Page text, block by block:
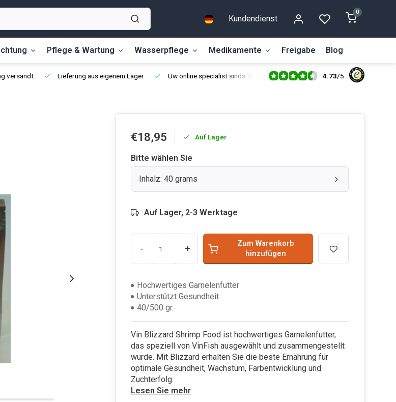
Kundendienst
0
Pflege & Wartung Wasserpflege Medikamente Freigabe Blog
versandt Lieferung aus eigenem Lager Uw online specialist sinds 2014 4.73/5
€18,95 Auf Lager
Bitte wählen Sie
Inhalz: 40 grams
Auf Lager, 2-3 Werktage
- +
Zum Warenkorb
hinzufügen
Hochwertiges Garnelenfutter
Unterstützt Gesundheit
40/500 gr.
Vin Blizzard Shrimp Food ist hochwertiges Garnelenfutter,
das speziell von VinFish ausgewählt und zusammengestellt
wurde. Mit Blizzard erhalten Sie die beste Ernährung für
optimale Gesundheit, Wachstum, Farbentwicklung und
Zuchterfolg.
Lesen Sie mehr